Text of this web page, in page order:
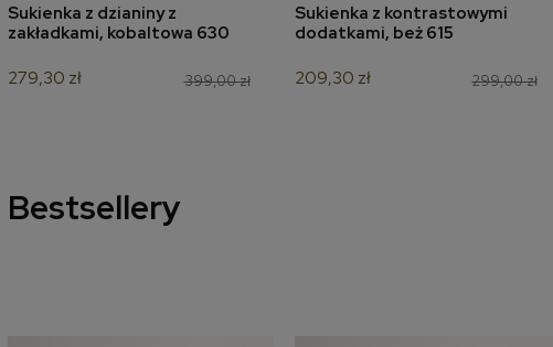
dodaj do koszyka
Sukienka z dzianiny z
zakładkami, kobaltowa 630
399,00 zł
279,30 zł
dodaj do koszyka
Sukienka z kontrastowymi
dodatkami, beż 615
299,00 zł
209,30 zł
Bestsellery